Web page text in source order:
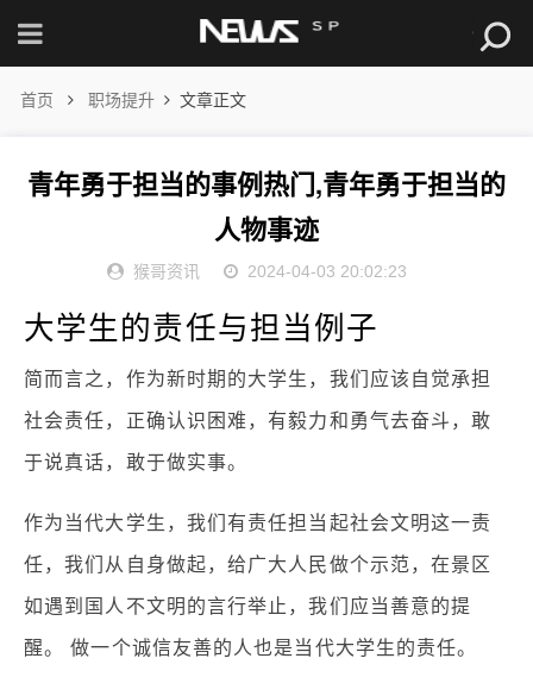
首页 职场提升 文章正文
青年勇于担当的事例热门,青年勇于担当的
人物事迹
猴哥资讯 2024-04-03 20:02:23
大学生的责任与担当例子
简而言之，作为新时期的大学生，我们应该自觉承担
社会责任，正确认识困难，有毅力和勇气去奋斗，敢
于说真话，敢于做实事。
作为当代大学生，我们有责任担当起社会文明这一责
任，我们从自身做起，给广大人民做个示范，在景区
如遇到国人不文明的言行举止，我们应当善意的提
醒。 做一个诚信友善的人也是当代大学生的责任。